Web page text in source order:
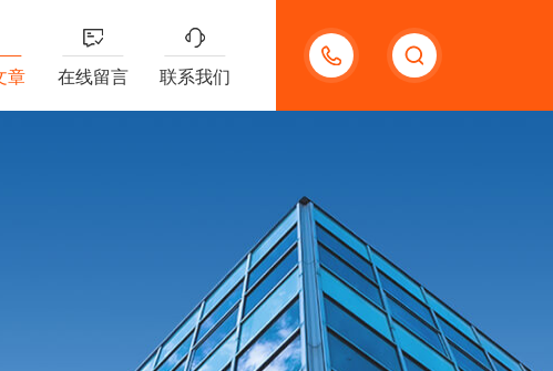
15300785991
章 在线留言 联系我们